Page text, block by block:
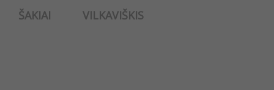
ŠAKIAI
VILKAVIŠKIS